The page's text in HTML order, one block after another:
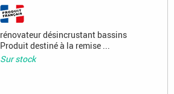
rénovateur désincrustant bassins
Produit destiné à la remise ...
Sur stock